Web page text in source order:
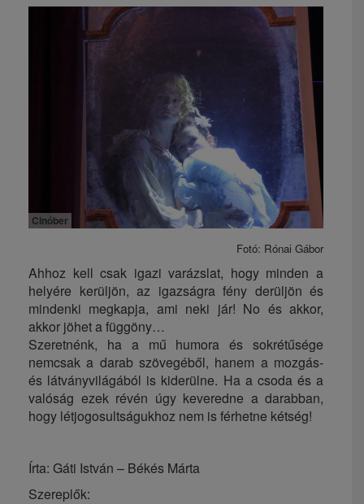
Cinóber
Fotó: Rónai Gábor
Ahhoz kell csak igazi varázslat, hogy minden a
helyére kerüljön, az igazságra fény derüljön és
mindenki megkapja, ami neki jár! No és akkor,
akkor jöhet a függöny…
Szeretnénk, ha a mű humora és sokrétűsége
nemcsak a darab szövegéből, hanem a mozgás-
és látványvilágából is kiderülne. Ha a csoda és a
valóság ezek révén úgy keveredne a darabban,
hogy létjogosultságukhoz nem is férhetne kétség!
Írta: Gáti István – Békés Márta
Szereplők: